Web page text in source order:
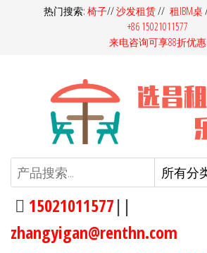
热门搜索: 椅子//沙发租赁// 租IBM桌
+86 15021011577
来电咨询可享88折优惠
昌租会务家具租赁-桌
沙发租赁-吧桌吧椅租
家具租赁
昌租会
台，多快
15021011577||
zhangyigan@renthn.com